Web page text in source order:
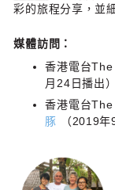
彩的旅程分享，並
媒體訪問：
香港電台
月24日播出）
香港電台
豚 （2019年